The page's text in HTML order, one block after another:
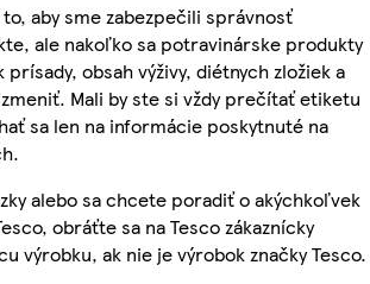
aby sme zabezpečili správnosť
ale nakoľko sa potravinárske produkty
obsah výživy, diétnych zložiek a
Mali by ste si vždy prečítať etiketu
sa len na informácie poskytnuté na
alebo sa chcete poradiť o akýchkoľvek
obráťte sa na Tesco zákaznícky
výrobku, ak nie je výrobok značky Tesco.